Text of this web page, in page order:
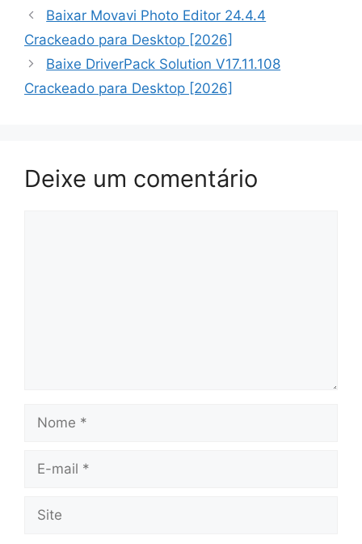
Baixar Movavi Photo Editor 24.4.4
Crackeado para Desktop [2026]
Baixe DriverPack Solution V17.11.108
Crackeado para Desktop [2026]
Deixe um comentário
mail